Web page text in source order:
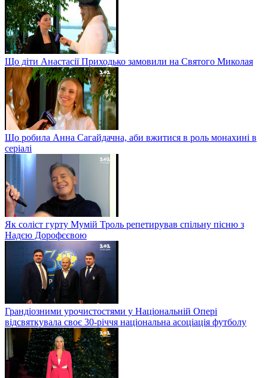
Що діти Анастасії Приходько замовили на Святого Миколая
Що робила Анна Сагайдачна, аби вжитися в роль монахині в
серіалі
Як соліст гурту Мумій Троль репетирував спільну пісню з
Надєю Дорофєєвою
Грандіозними урочистостями у Національній Опері
відсвяткувала своє 30-річчя національна асоціація футболу